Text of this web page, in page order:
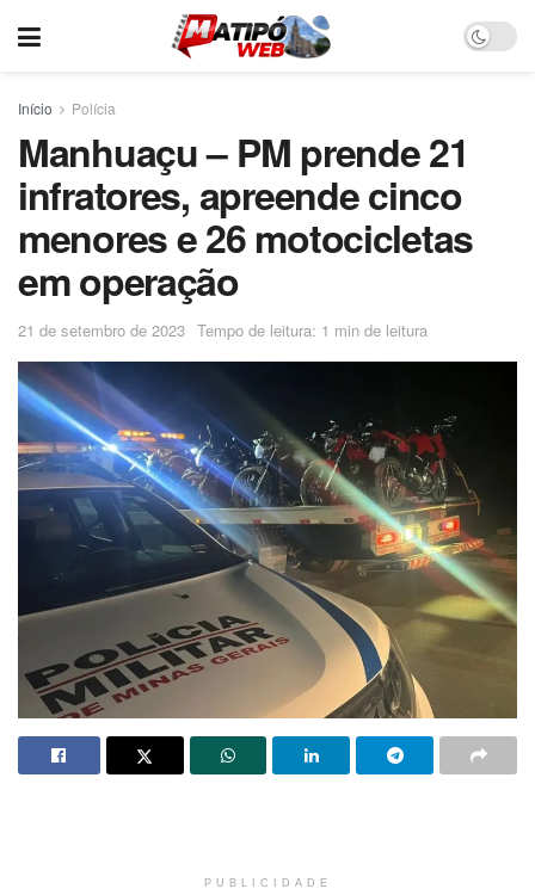
Início Polícia
Manhuaçu – PM prende 21
infratores, apreende cinco
menores e 26 motocicletas
em operação
21 de setembro de 2023 Tempo de leitura: 1 min de leitura
PUBLICIDADE